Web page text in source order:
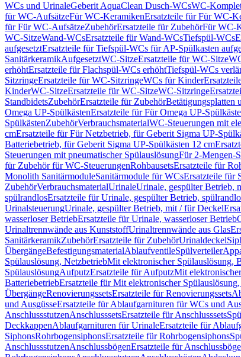
WCs und UrinaleGeberit AquaClean Dusch-WCsWC-
für WC-AufsätzeFür WC-KeramikenErsatzteile für Für WC-
für Für WC-AufsätzeZubehörErsatzteile für ZubehörFür WC-
WC-SitzeWand-WCsErsatzteile für Wand-WCsTiefspül-WCs
aufgesetztErsatzteile für Tiefspül-WCs für AP-Spülkasten
SanitärkeramikAufgesetztWC-SitzeErsatzteile für WC-Sitze
erhöhtErsatzteile für Flachspül-WCs erhöhtTiefspül-WCs
SitzringeErsatzteile für WC-SitzringeWCs für Kinder
KinderWC-SitzeErsatzteile für WC-SitzeWC-Sitzringe
StandbidetsZubehörErsatzteile für ZubehörBetätigungsplatten
Omega UP-SpülkästenErsatzteile für Für Omega UP-
SpülkästenZubehörVerbrauchsmaterialWC-Steuerungen mit
cmErsatzteile für Für Netzbetrieb, für Geberit Sigma UP-
Batteriebetrieb, für Geberit Sigma UP-Spülkästen 12 cm
Steuerungen mit pneumatischer SpülauslösungFür 2-Mengen-
für Zubehör für WC-SteuerungenRohbausetsErsatzteile für
Monolith SanitärmoduleSanitärmodule für WCsErsatzteile für
ZubehörVerbrauchsmaterialUrinaleUrinale, gespülter Betrieb,
spülrandlosErsatzteile für Urinale, gespülter Betrieb,
UrinalsteuerungUrinale, gespülter Betrieb, mit / für Deckel
wasserloser BetriebErsatzteile für Urinale, wasserloser Betrieb
Urinaltrennwände aus KunststoffUrinaltrennwände aus Glas
SanitärkeramikZubehörErsatzteile für ZubehörUrinaldeckel
ÜbergängeBefestigungsmaterialAblaufventileSpülverteiler
Spülauslösung, NetzbetriebMit elektronischer Spülauslösung,
SpülauslösungAufputzErsatzteile für AufputzMit
BatteriebetriebErsatzteile für Mit elektronischer
ÜbergängeRenovierungssetsErsatzteile für Renovierungssets
und AusgüsseErsatzteile für Ablaufgarnituren für WCs und
AnschlussstutzenAnschlusssetsErsatzteile für Anschlusssets
DeckkappenAblaufgarnituren für UrinaleErsatzteile für
SiphonsRohrbogensiphonsErsatzteile für Rohrbogensiphons
AnschlussstutzenAnschlussbögenErsatzteile für